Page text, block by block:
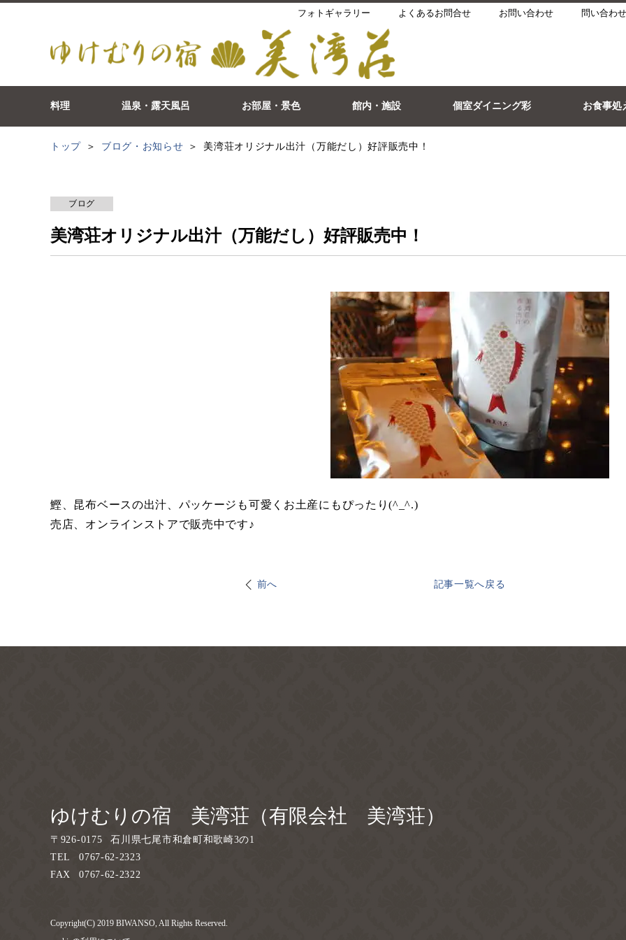
フォトギャラリー よくあるお問合せ お問い合わせ 問い合わ
料理 温泉・露天風呂 お部屋・景色 館内・施設 個室ダイニング彩 お食事処
トップ ブログ・お知らせ 美湾荘オリジナル出汁（万能だし）好評販売中！
ブログ
美湾荘オリジナル出汁（万能だし）好評販売中！
鰹、昆布ベースの出汁、パッケージも可愛くお土産にもぴったり(^_^.)
売店、オンラインストアで販売中です♪
前へ 記事一覧へ戻る
ゆけむりの宿 美湾荘（有限会社 美湾荘）
〒 926-0175
石川県七尾市和倉町和歌崎3の1
TEL
0767-62-2323
FAX
0767-62-2322
Copyright(C) 2019 BIWANSO, All Rights Reserved.